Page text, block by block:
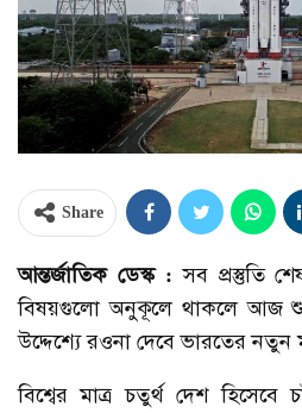
Share
আন্তর্জাতিক ডেস্ক : সব প্রস্তুতি
বিষয়গুলো অনুকূলে থাকলে আজ
উদ্দেশ্যে রওনা দেবে ভারতের নতুন
বিশ্বের মাত্র চতুর্থ দেশ হিসেবে